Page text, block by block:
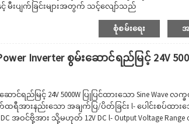
းနှင့် မီးပျက်ခြင်းများအတွက် သင့်လျော်သည်
အခြားမော်ဒယ်
စုံစမ်းရေး
Inverter စွမ်းဆောင်ရည်မြင့် 24V
င်ရည်မြင့် 24V 5000W ပြုပြင်ထားသော Sine Wave လ
းနည်းသော အချက်ပြ/ပိတ်ခြင်း l- ပေါင်းစပ်ထားသေ
ဗို့အား သို့မဟုတ် 12V DC l- Output Voltage Range of